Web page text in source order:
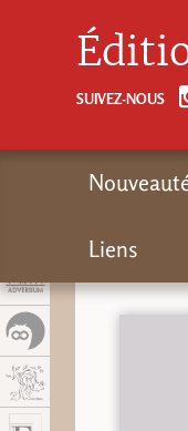
SUIVEZ-NOUS
Liens